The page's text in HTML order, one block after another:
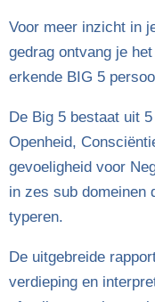
Voor meer inzicht in
gedrag ontvang je
erkende BIG 5
De Big 5 bestaat uit
Openheid,
gevoeligheid voor
in zes sub domeinen
typeren.
De uitgebreide
verdieping en